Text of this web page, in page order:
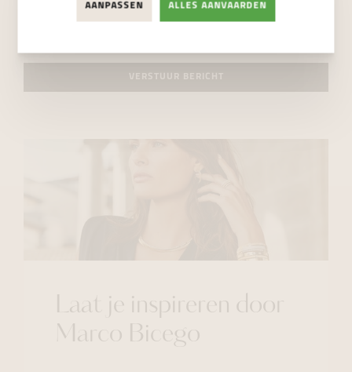
VERSTUUR BERICHT
Laat je inspireren door
Marco Bicego
AANPASSEN ALLES AANVAARDEN